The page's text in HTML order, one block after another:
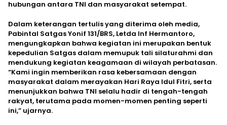
hubungan antara TNI dan masyarakat setempat.
Dalam keterangan tertulis yang diterima oleh media,
Pabintal Satgas Yonif 131/BRS, Letda Inf Hermantoro,
mengungkapkan bahwa kegiatan ini merupakan bentuk
kepedulian Satgas dalam memupuk tali silaturahmi dan
mendukung kegiatan keagamaan di wilayah perbatasan.
“Kami ingin memberikan rasa kebersamaan dengan
masyarakat dalam merayakan Hari Raya Idul Fitri, serta
menunjukkan bahwa TNI selalu hadir di tengah-tengah
rakyat, terutama pada momen-momen penting seperti
ini,” ujarnya.